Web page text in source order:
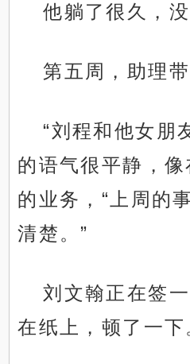
他躺了很久，没
第五周，助理
“刘程和他女朋
的语气很平静，
的业务，“上周的
清楚。”
刘文翰正在签
在纸上，顿了一下